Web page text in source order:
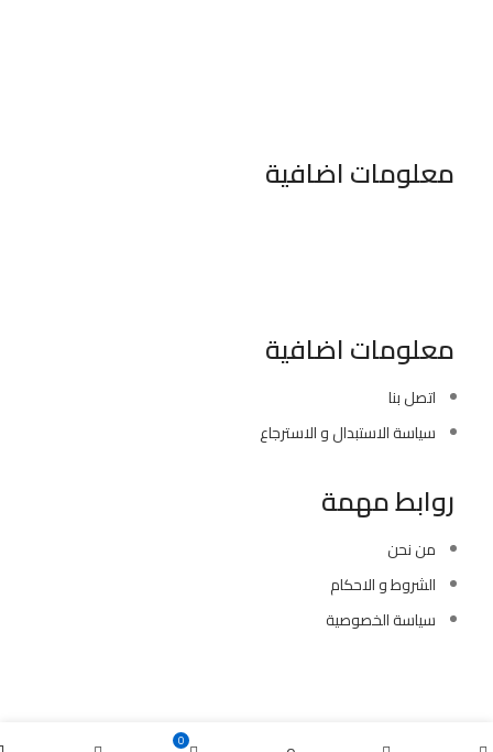
معلومات اضافية
معلومات اضافية
اتصل بنا
سياسة الاستبدال و الاسترجاع
روابط مهمة
من نحن
الشروط و الاحكام
سياسة الخصوصية
0